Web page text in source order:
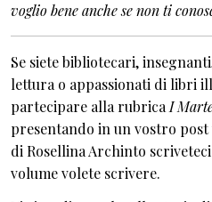
voglio bene anche se non ti
Se siete bibliotecari,
lettura o appassionati di libri
partecipare alla rubrica I
presentando in un vostro
di Rosellina Archinto scriveteci
volume volete scrivere.